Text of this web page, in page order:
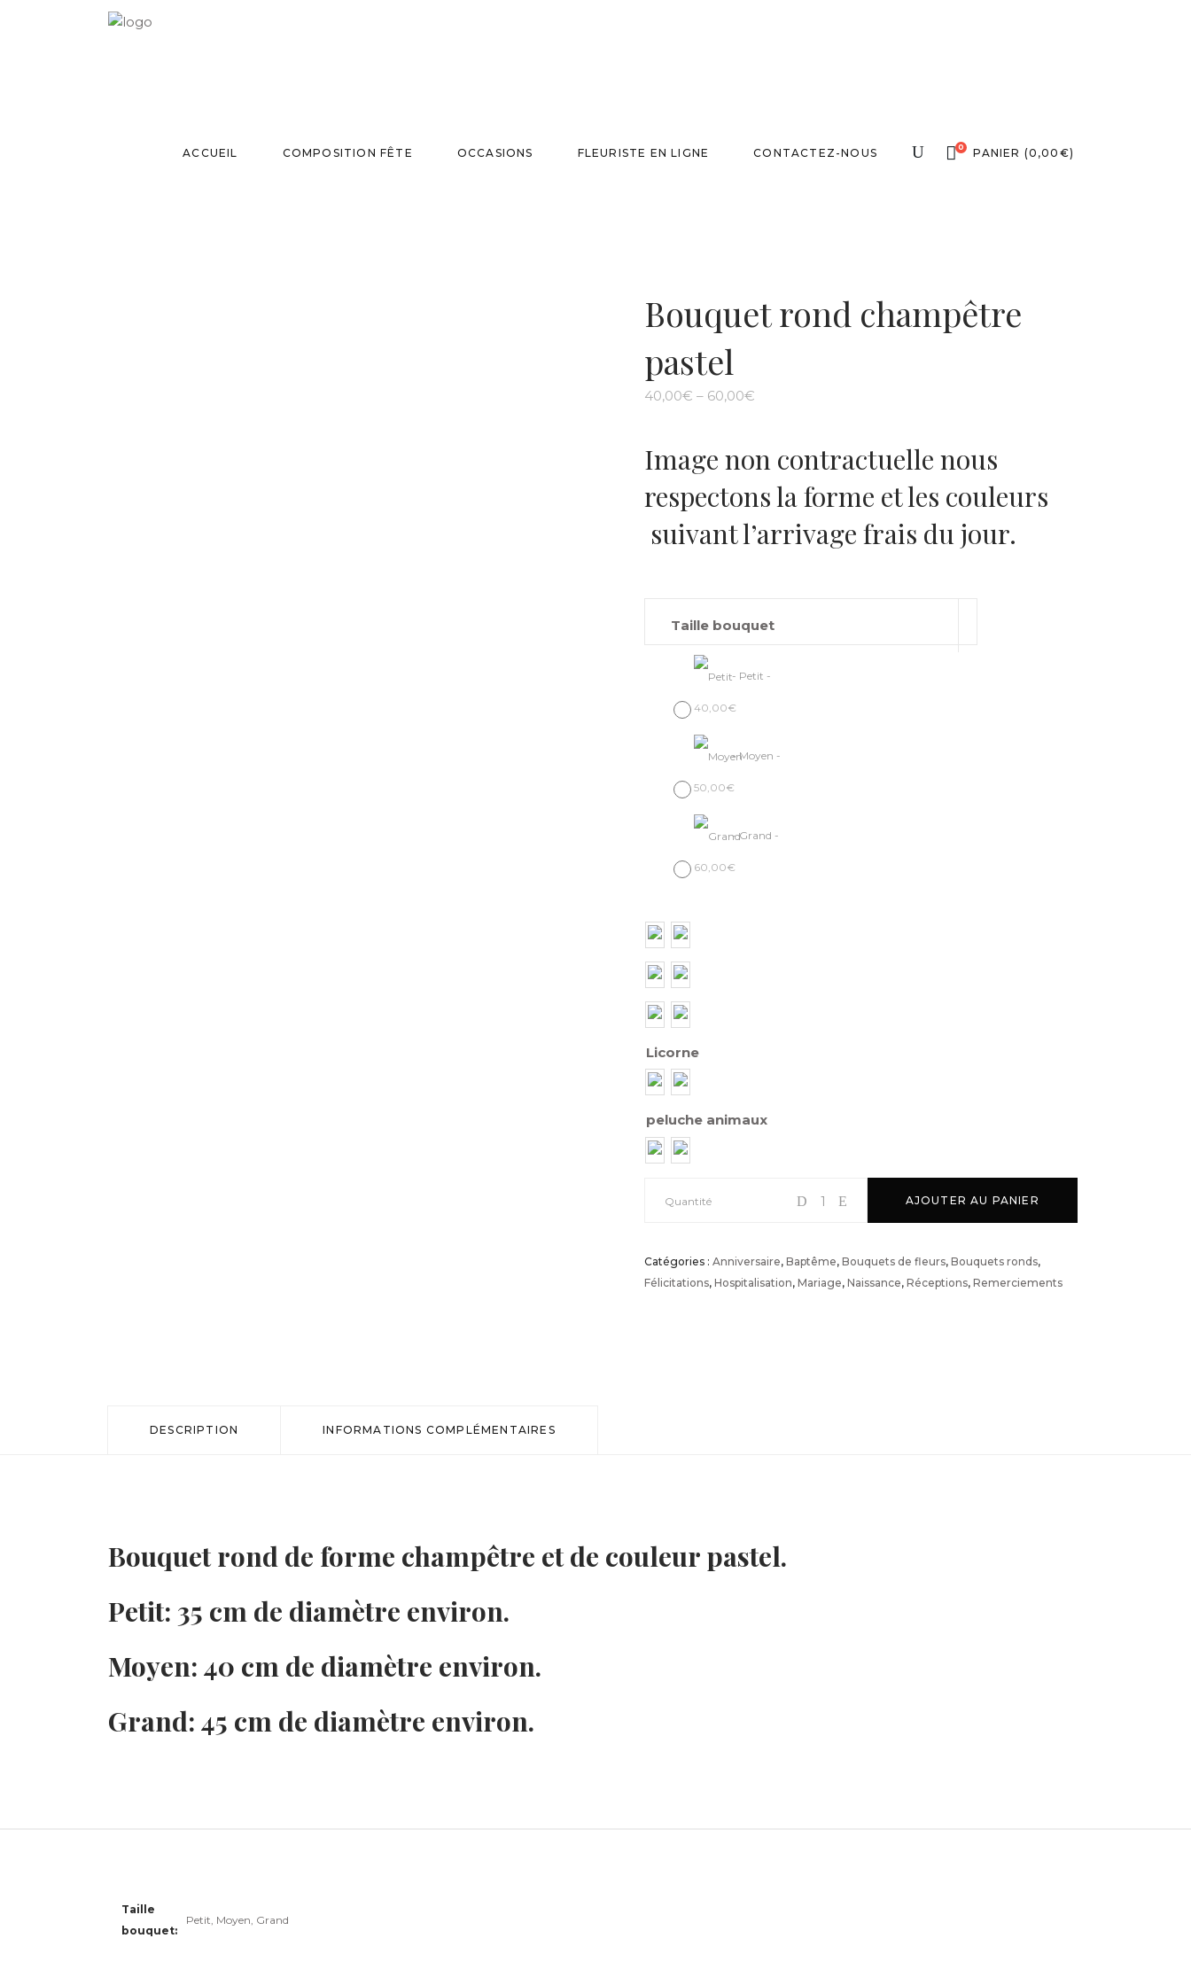
ACCUEIL COMPOSITION FÊTE OCCASIONS FLEURISTE EN LIGNE CONTACTEZ-NOUS 0 PANIER (0,00 €)
Bouquet rond champêtre
pastel
40,00€ – 60,00€
Image non contractuelle nous
respectons la forme et les couleurs
suivant l’arrivage frais du jour.
Taille bouquet
- Petit -
40,00€
-Moyen -
50,00€
-Grand -
60,00€
Licorne
peluche animaux
Bouquet
champêtre
Quantité AJOUTER AU PANIER
Catégories : Anniversaire, Baptême, Bouquets de fleurs, Bouquets ronds,
Félicitations, Hospitalisation, Mariage, Naissance, Réceptions, Remerciements
DESCRIPTION INFORMATIONS COMPLÉMENTAIRES
Bouquet rond de forme champêtre et de couleur pastel.
Petit: 35 cm de diamètre environ.
Moyen: 40 cm de diamètre environ.
Grand: 45 cm de diamètre environ.
Taille
bouquet
Petit, Moyen, Grand